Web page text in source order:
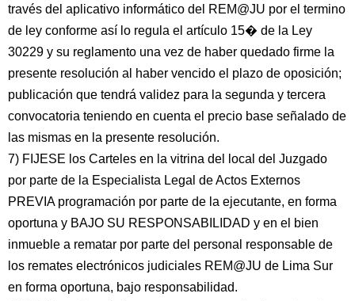
través del aplicativo informático del REM@JU por el termino
de ley conforme así lo regula el artículo 15� de la Ley
30229 y su reglamento una vez de haber quedado firme la
presente resolución al haber vencido el plazo de oposición;
publicación que tendrá validez para la segunda y tercera
convocatoria teniendo en cuenta el precio base señalado de
las mismas en la presente resolución.
7) FIJESE los Carteles en la vitrina del local del Juzgado
por parte de la Especialista Legal de Actos Externos
PREVIA programación por parte de la ejecutante, en forma
oportuna y BAJO SU RESPONSABILIDAD y en el bien
inmueble a rematar por parte del personal responsable de
los remates electrónicos judiciales REM@JU de Lima Sur
en forma oportuna, bajo responsabilidad.